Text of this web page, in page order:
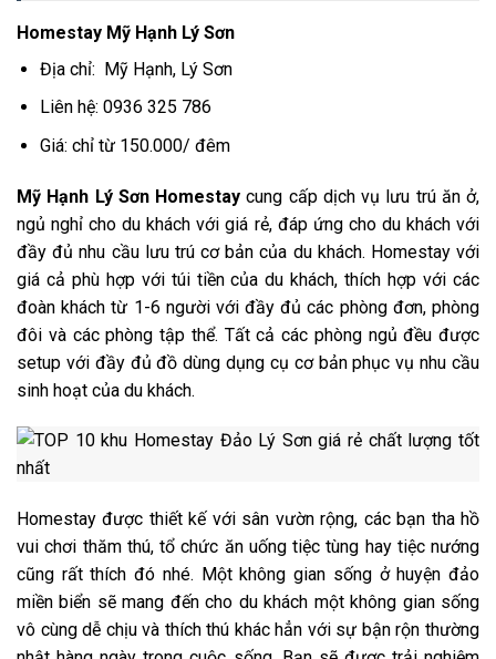
Homestay Mỹ Hạnh Lý Sơn
Địa chỉ: Mỹ Hạnh, Lý Sơn
Liên hệ: 0936 325 786
Giá: chỉ từ 150.000/ đêm
Mỹ Hạnh Lý Sơn Homestay cung cấp dịch vụ lưu trú ăn ở,
ngủ nghỉ cho du khách với giá rẻ, đáp ứng cho du khách với
đầy đủ nhu cầu lưu trú cơ bản của du khách. Homestay với
giá cả phù hợp với túi tiền của du khách, thích hợp với các
đoàn khách từ 1-6 người với đầy đủ các phòng đơn, phòng
đôi và các phòng tập thể. Tất cả các phòng ngủ đều được
setup với đầy đủ đồ dùng dụng cụ cơ bản phục vụ nhu cầu
sinh hoạt của du khách.
Homestay được thiết kế với sân vườn rộng, các bạn tha hồ
vui chơi thăm thú, tổ chức ăn uống tiệc tùng hay tiệc nướng
cũng rất thích đó nhé. Một không gian sống ở huyện đảo
miền biển sẽ mang đến cho du khách một không gian sống
vô cùng dễ chịu và thích thú khác hẳn với sự bận rộn thường